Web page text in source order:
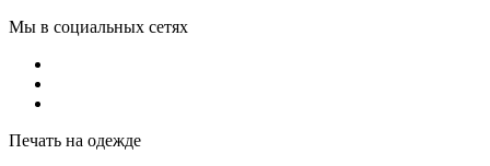
Мы в социальных сетях
Печать на одежде